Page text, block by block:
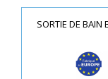
SORTIE DE BAIN